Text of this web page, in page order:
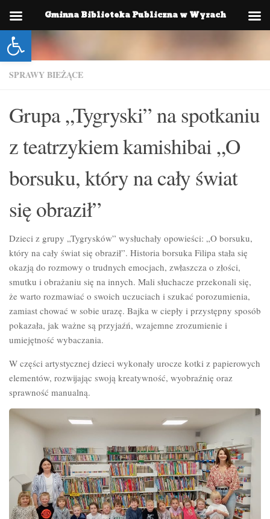
Otwórz pasek narzędzi
Skip to content
SPRAWY BIEŻĄCE
Grupa „Tygryski” na spotkaniu
z teatrzykiem kamishibai „O
borsuku, który na cały świat
się obraził”
Dzieci z grupy „Tygrysków” wysłuchały opowieści: „O borsuku,
który na cały świat się obraził”. Historia borsuka Filipa stała się
okazją do rozmowy o trudnych emocjach, zwłaszcza o złości,
smutku i obrażaniu się na innych. Mali słuchacze przekonali się,
że warto rozmawiać o swoich uczuciach i szukać porozumienia,
zamiast chować w sobie urazę. Bajka w ciepły i przystępny sposób
pokazała, jak ważne są przyjaźń, wzajemne zrozumienie i
umiejętność wybaczania.
W części artystycznej dzieci wykonały urocze kotki z papierowych
elementów, rozwijając swoją kreatywność, wyobraźnię oraz
sprawność manualną.
Gminna Biblioteka Publiczna w Wyrach